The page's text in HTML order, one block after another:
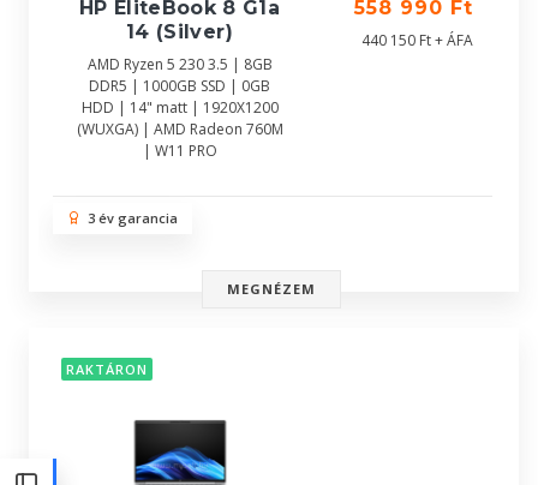
HP EliteBook 8 G1a
14 (Silver)
AMD Ryzen 5 230 3.5 | 8GB
DDR5 | 1000GB SSD | 0GB
HDD | 14" matt | 1920X1200
(WUXGA) | AMD Radeon 760M
| W11 PRO
558 990 Ft
440 150 Ft + ÁFA
3 év garancia
MEGNÉZEM
RAKTÁRON